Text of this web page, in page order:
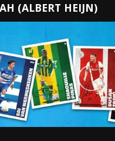
AH (ALBERT HEIJN)